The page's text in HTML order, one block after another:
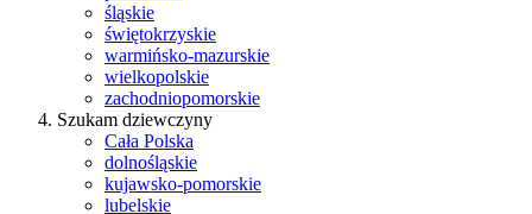
śląskie
świętokrzyskie
warmińsko-mazurskie
wielkopolskie
zachodniopomorskie
Szukam dziewczyny
Cała Polska
dolnośląskie
kujawsko-pomorskie
lubelskie